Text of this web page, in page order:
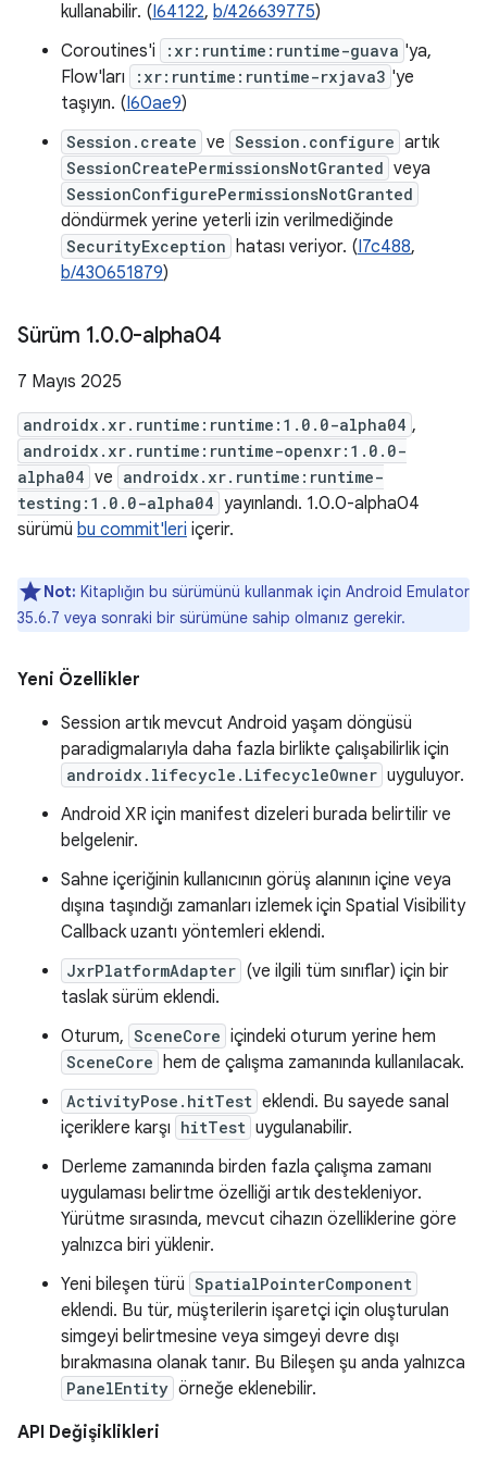
kullanabilir. (I64122, b/426639775)
Coroutines'i
:xr:runtime:runtime-guava 'ya,
Flow'ları
:xr:runtime:runtime-rxjava3 'ye
taşıyın. (I60ae9)
Session.create ve Session.configure artık
SessionCreatePermissionsNotGranted veya
SessionConfigurePermissionsNotGranted
döndürmek yerine yeterli izin verilmediğinde
SecurityException hatası veriyor. (I7c488,
b/430651879)
Sürüm 1.0.0-alpha04
7 Mayıs 2025
androidx.xr.runtime:runtime:1.0.0-alpha04 ,
androidx.xr.runtime:runtime-openxr:1.0.0-
alpha04 ve androidx.xr.runtime:runtime-
testing:1.0.0-alpha04 yayınlandı. 1.0.0-alpha04
sürümü bu commit'leri içerir.
Not: Kitaplığın bu sürümünü kullanmak için Android Emulator
35.6.7 veya sonraki bir sürümüne sahip olmanız gerekir.
Yeni Özellikler
Session artık mevcut Android yaşam döngüsü
paradigmalarıyla daha fazla birlikte çalışabilirlik için
androidx.lifecycle.LifecycleOwner uyguluyor.
Android XR için manifest dizeleri burada belirtilir ve
belgelenir.
Sahne içeriğinin kullanıcının görüş alanının içine veya
dışına taşındığı zamanları izlemek için Spatial Visibility
Callback uzantı yöntemleri eklendi.
JxrPlatformAdapter (ve ilgili tüm sınıflar) için bir
taslak sürüm eklendi.
Oturum, SceneCore içindeki oturum yerine hem
SceneCore hem de çalışma zamanında kullanılacak.
ActivityPose.hitTest eklendi. Bu sayede sanal
içeriklere karşı hitTest uygulanabilir.
Derleme zamanında birden fazla çalışma zamanı
uygulaması belirtme özelliği artık destekleniyor.
Yürütme sırasında, mevcut cihazın özelliklerine göre
yalnızca biri yüklenir.
Yeni bileşen türü SpatialPointerComponent
eklendi. Bu tür, müşterilerin işaretçi için oluşturulan
simgeyi belirtmesine veya simgeyi devre dışı
bırakmasına olanak tanır. Bu Bileşen şu anda yalnızca
PanelEntity örneğe eklenebilir.
API Değişiklikleri